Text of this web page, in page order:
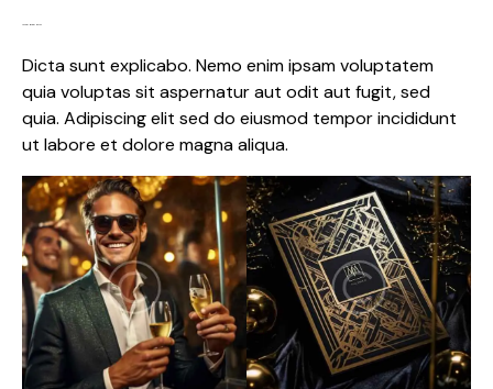
Lorem ipsum dolor
Dicta sunt explicabo. Nemo enim ipsam voluptatem
quia voluptas sit aspernatur aut odit aut fugit, sed
quia. Adipiscing elit sed do eiusmod tempor incididunt
ut labore et dolore magna aliqua.